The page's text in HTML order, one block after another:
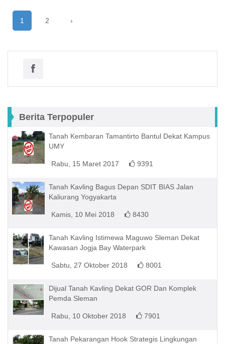
1 2 ›
Berita Terpopuler
Tanah Kembaran Tamantirto Bantul Dekat Kampus
UMY
Rabu, 15 Maret 2017 9391
Tanah Kavling Bagus Depan SDIT BIAS Jalan
Kaliurang Yogyakarta
Kamis, 10 Mei 2018 8430
Tanah Kavling Istimewa Maguwo Sleman Dekat
Kawasan Jogja Bay Waterpark
Sabtu, 27 Oktober 2018 8001
Dijual Tanah Kavling Dekat GOR Dan Komplek
Pemda Sleman
Rabu, 10 Oktober 2018 7901
Tanah Pekarangan Hook Strategis Lingkungan